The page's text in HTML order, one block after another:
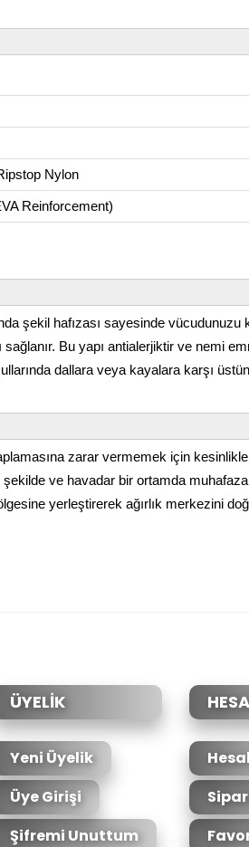
Nylon
Reinforcement)
şekil hafızası sayesinde
Bu yapı antialerjiktir ve nemi
dallara veya kayalara karşı
zarar vermemek için
ve havadar bir ortamda
yerleştirerek ağırlık merkezini
ÜYELİK
Yeni Üyelik
Üye Girişi
Şifremi Unuttum